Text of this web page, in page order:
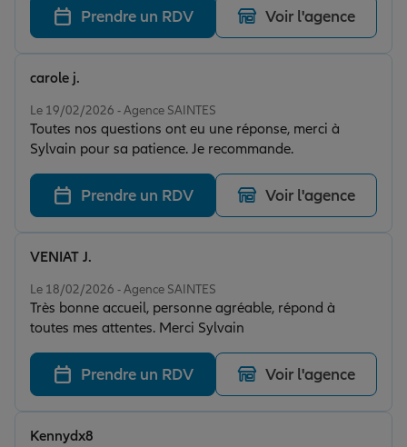
Prendre un RDV Voir l'agence
Le 19/02/2026 - Agence SAINTES
Toutes nos questions ont eu une réponse, merci à
Sylvain pour sa patience. Je recommande.
carole j.
Prendre un RDV Voir l'agence
Le 18/02/2026 - Agence SAINTES
Très bonne accueil, personne agréable, répond à
toutes mes attentes. Merci Sylvain
VENIAT J.
Prendre un RDV Voir l'agence
Kennydx8